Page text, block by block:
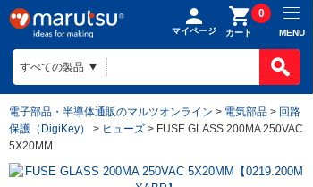
マイページ カート
0
MENU
電子部品・半導体通販のマルツオンライン > 電気部品 > 回路
保護（DigiKey）
> ヒューズ > FUSE GLASS 200MA 250VAC
5X20MM